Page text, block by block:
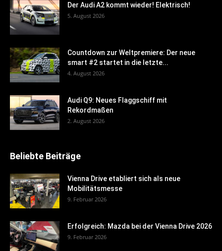
Der Audi A2 kommt wieder! Elektrisch!
5. August 2026
Countdown zur Weltpremiere: Der neue
smart #2 startet in die letzte...
4. August 2026
Audi Q9: Neues Flaggschiff mit
Rekordmaßen
2. August 2026
Beliebte Beiträge
Vienna Drive etabliert sich als neue
Mobilitätsmesse
9. Februar 2026
Erfolgreich: Mazda bei der Vienna Drive 2026
9. Februar 2026